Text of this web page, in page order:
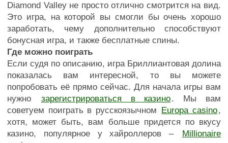
Diamond Valley не просто отлично смотрится на вид.
Это игра, на которой вы смогли бы очень хорошо
заработать, чему дополнительно способствуют
бонусная игра, и также бесплатные спины.
Где можно поиграть
Если судя по описанию, игра Бриллиантовая долина
показалась вам интересной, то вы можете
попробовать её прямо сейчас. Для начала игры вам
нужно
зарегистрироваться в казино. Мы вам
советуем поиграть в русскоязычном Europa casino,
хотя, может быть, вам больше придется по вкусу
казино, популярное у хайроллеров –
Millionaire